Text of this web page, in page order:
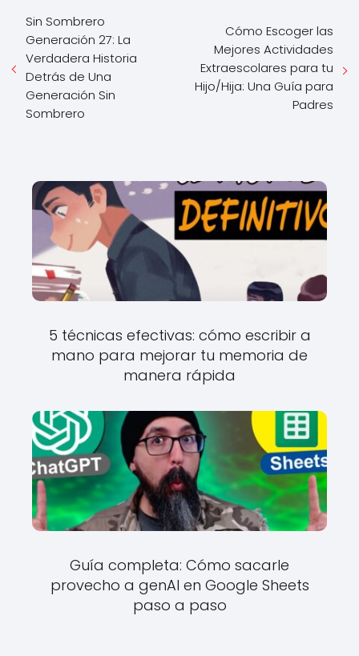
Sin Sombrero
Generación 27: La
Verdadera Historia
Detrás de Una
Generación Sin
Sombrero
Cómo Escoger las
Mejores Actividades
Extraescolares para tu
Hijo/Hija: Una Guía para
Padres
5 técnicas efectivas: cómo escribir a
mano para mejorar tu memoria de
manera rápida
Guía completa: Cómo sacarle
provecho a genAI en Google Sheets
paso a paso